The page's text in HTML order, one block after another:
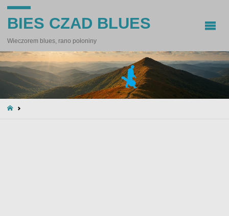
BIES CZAD BLUES
Wieczorem blues, rano połoniny
STRONA